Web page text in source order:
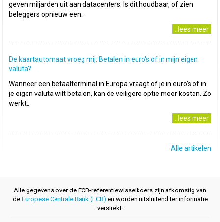
geven miljarden uit aan datacenters. Is dit houdbaar, of zien
beleggers opnieuw een..
..lees meer
De kaartautomaat vroeg mij: Betalen in euro's of in mijn eigen
valuta?
Wanneer een betaalterminal in Europa vraagt of je in euro’s of in
je eigen valuta wilt betalen, kan de veiligere optie meer kosten. Zo
werkt..
..lees meer
Alle artikelen
Alle gegevens over de ECB-referentiewisselkoers zijn afkomstig van
de Europese Centrale Bank (ECB) en worden uitsluitend ter informatie
verstrekt.